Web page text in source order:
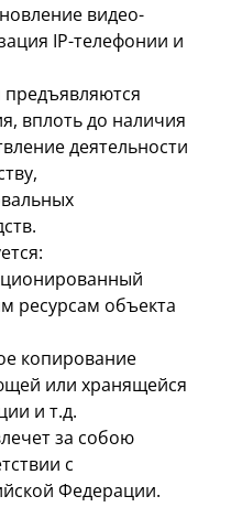
видео-
IP-телефонии и
вплоть до наличия
деятельности
ресурсам объекта
копирование
или хранящейся
и т.д.
за собою
с
Федерации.